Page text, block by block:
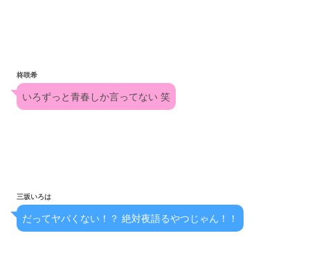
柊咲希
いろずっと青春しか言ってない 笑
三坂いろは
だってヤバくない！？ 絶対夜語るやつじゃん！！